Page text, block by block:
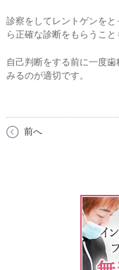
診察をしてレントゲンを
ら正確な診断をもらうこと
自己判断をする前に一度
みるのが適切です。
前へ